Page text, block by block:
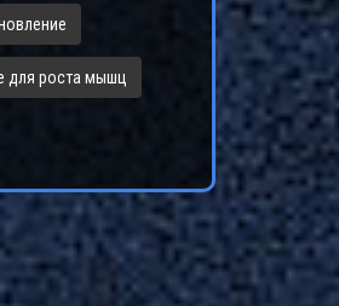
для роста мышц